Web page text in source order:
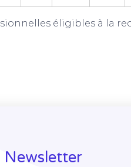
éligibles à la
Newsletter